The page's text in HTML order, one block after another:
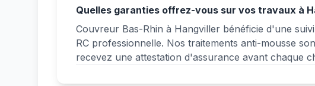
Quelles garanties offrez-vous sur vos travaux à
Couvreur Bas-Rhin à Hangviller bénéficie d'une
RC professionnelle. Nos traitements anti-mousse
recevez une attestation d'assurance avant chaque